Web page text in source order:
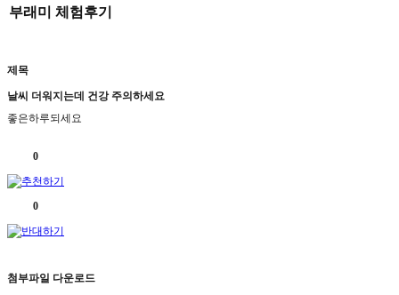
부래미 체험후기
제목
날씨 더워지는데 건강 주의하세요
좋은하루되세요
0
0
첨부파일 다운로드